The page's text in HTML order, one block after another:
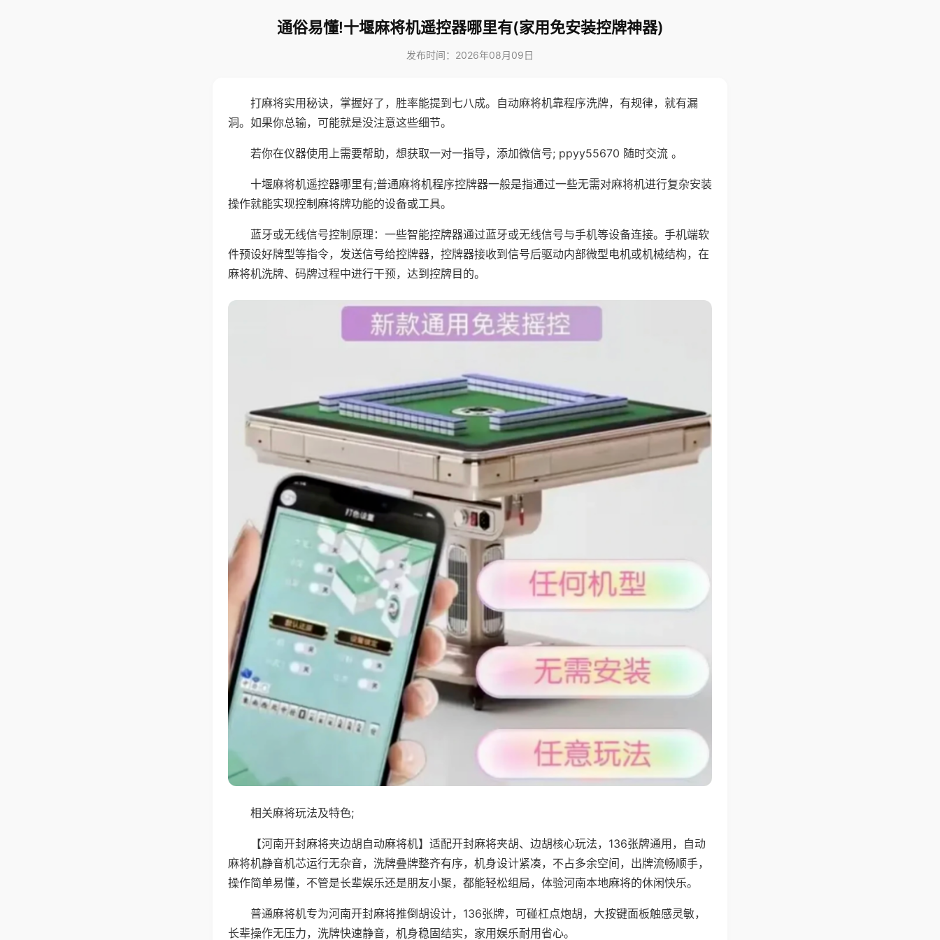
通俗易懂!十堰麻将机遥控器哪里有(家用免安装控牌神器)
发布时间：2026年08月09日
打麻将实用秘诀，掌握好了，胜率能提到七八成。自动麻将机靠程序洗牌，有规律，就有漏
洞。如果你总输，可能就是没注意这些细节。
若你在仪器使用上需要帮助，想获取一对一指导，添加微信号; ppyy55670 随时交流 。
十堰麻将机遥控器哪里有;普通麻将机程序控牌器一般是指通过一些无需对麻将机进行复杂安装
操作就能实现控制麻将牌功能的设备或工具。
蓝牙或无线信号控制原理：一些智能控牌器通过蓝牙或无线信号与手机等设备连接。手机端软
件预设好牌型等指令，发送信号给控牌器，控牌器接收到信号后驱动内部微型电机或机械结构，在
麻将机洗牌、码牌过程中进行干预，达到控牌目的。
相关麻将玩法及特色;
【河南开封麻将夹边胡自动麻将机】适配开封麻将夹胡、边胡核心玩法，136张牌通用，自动
麻将机静音机芯运行无杂音，洗牌叠牌整齐有序，机身设计紧凑，不占多余空间，出牌流畅顺手，
操作简单易懂，不管是长辈娱乐还是朋友小聚，都能轻松组局，体验河南本地麻将的休闲快乐。
普通麻将机专为河南开封麻将推倒胡设计，136张牌，可碰杠点炮胡，大按键面板触感灵敏，
长辈操作无压力，洗牌快速静音，机身稳固结实，家用娱乐耐用省心。